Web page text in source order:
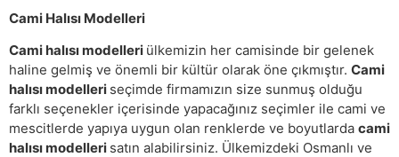
Cami Halısı Modelleri
Cami halısı modelleri ülkemizin her camisinde bir gelenek
haline gelmiş ve önemli bir kültür olarak öne çıkmıştır. Cami
halısı modelleri seçimde firmamızın size sunmuş olduğu
farklı seçenekler içerisinde yapacağınız seçimler ile cami ve
mescitlerde yapıya uygun olan renklerde ve boyutlarda cami
halısı modelleri satın alabilirsiniz. Ülkemizdeki Osmanlı ve